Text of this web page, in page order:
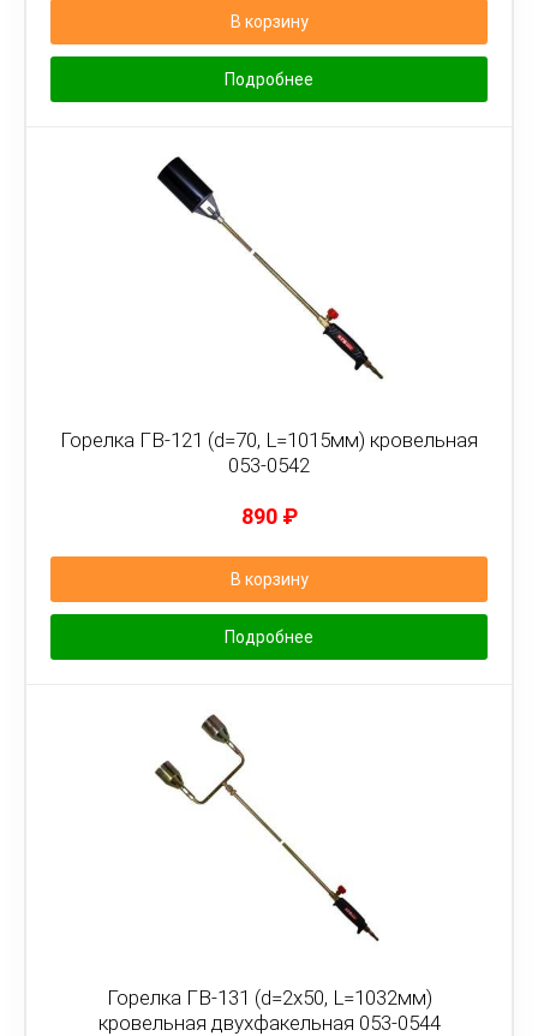
В корзину
Подробнее
Горелка ГВ-121 (d=70, L=1015мм) кровельная
053-0542
890 ₽
В корзину
Подробнее
Горелка ГВ-131 (d=2х50, L=1032мм)
кровельная двухфакельная 053-0544